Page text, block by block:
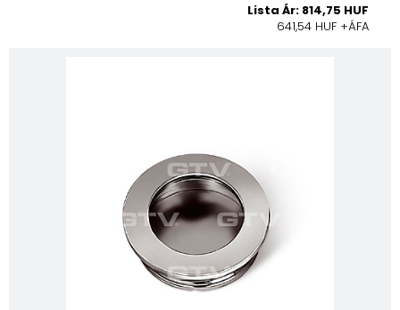
Lista Ár: 814,75 HUF
641,54 HUF +ÁFA